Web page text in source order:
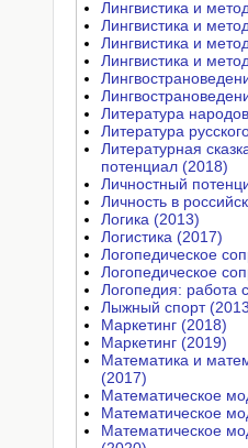
Лингвистика и
Лингвистика и
Лингвистика и
Лингвистика и
Литература
Литература
Литературная
потенциал (2018)
Личностный
Личность в
Логика (2013)
Логистика (2017)
Логопедическое
Логопедическое
Логопедия: работа
Лыжный спорт
Маркетинг (2018)
Маркетинг (2019)
Математика и
(2017)
Математическое
Математическое
Математическое